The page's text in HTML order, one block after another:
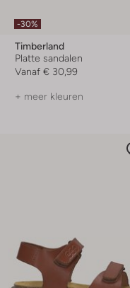
-30%
Timberland
Platte sandalen
Vanaf € 30,99
+ meer kleuren